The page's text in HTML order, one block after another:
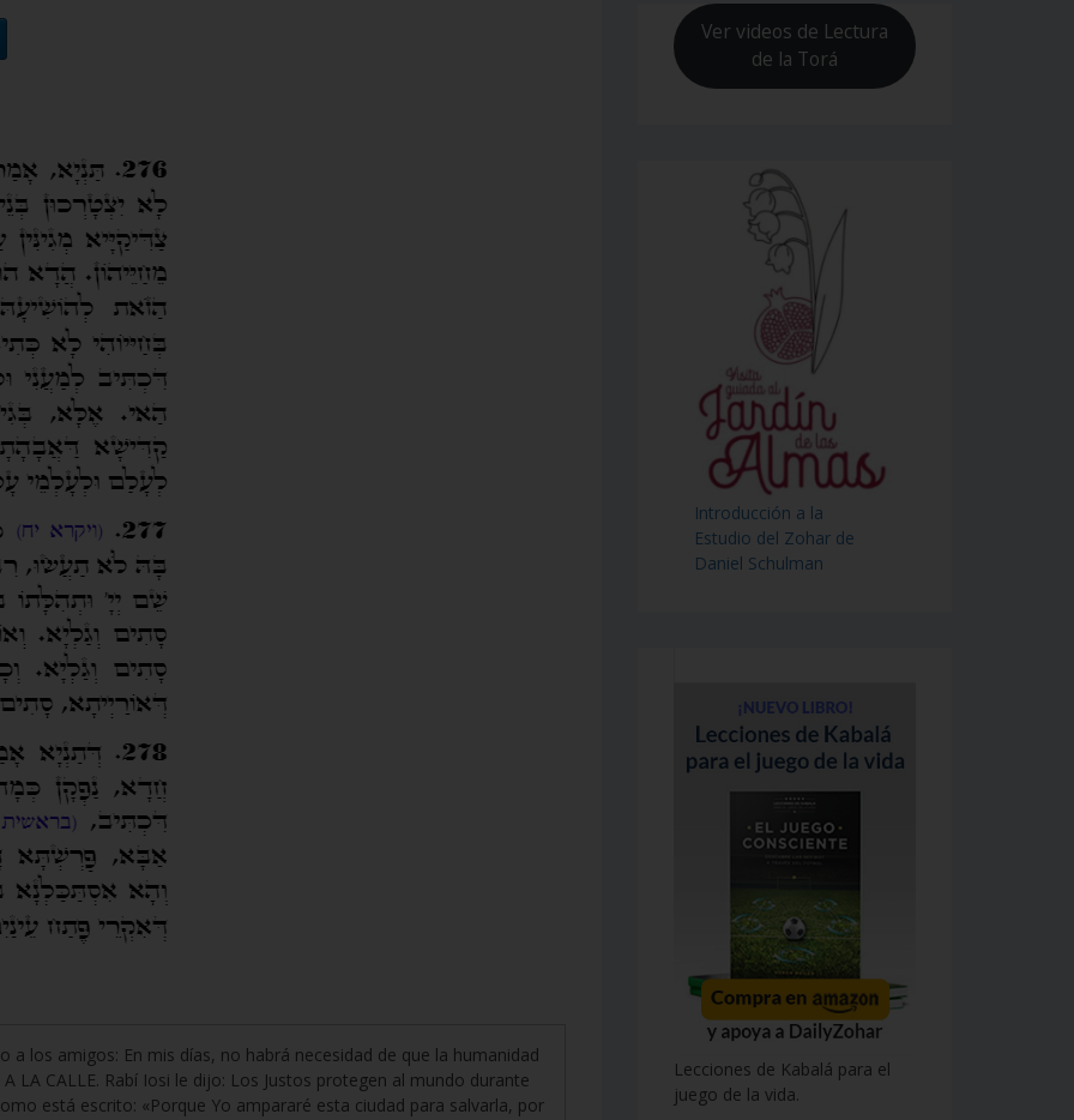
a los amigos: En mis días, no habrá necesidad de que la humanidad
LA CALLE. Rabí Iosi le dijo: Los Justos protegen al mundo durante
está escrito: «Porque Yo ampararé esta ciudad para salvarla, por
Ver videos de Lectura
de la Torá
Introducción a la
Estudio del Zohar de
Daniel Schulman
Lecciones de Kabalá para el
juego de la vida.